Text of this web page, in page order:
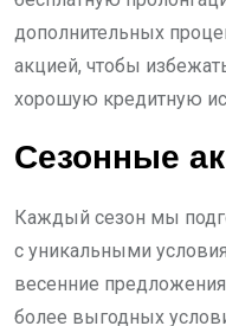
дополнительных
акцией, чтобы
хорошую кредитную
Сезонные
Каждый сезон мы
с уникальными
весенние
более выгодных